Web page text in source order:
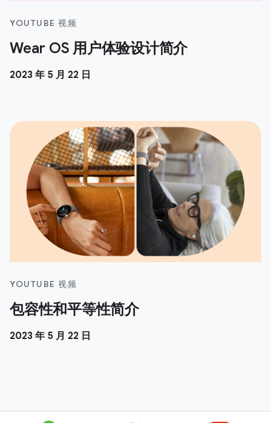
YOUTUBE 视频
Wear OS 用户体验设计简介
2023 年 5 月 22 日
YOUTUBE 视频
包容性和平等性简介
2023 年 5 月 22 日